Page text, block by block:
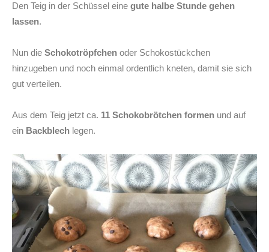
Den Teig in der Schüssel eine gute halbe Stunde gehen
lassen.
Nun die Schokotröpfchen oder Schokostückchen
hinzugeben und noch einmal ordentlich kneten, damit sie sich
gut verteilen.
Aus dem Teig jetzt ca. 11 Schokobrötchen formen und auf
ein Backblech legen.